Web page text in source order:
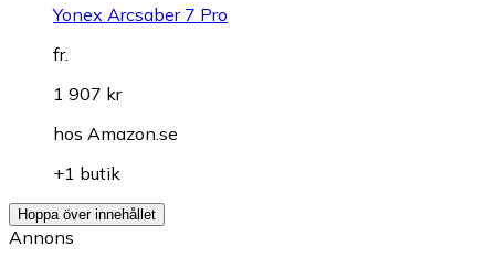
Yonex Arcsaber 7 Pro
fr.
1 907 kr
hos Amazon.se
+1 butik
Hoppa över innehållet
Annons